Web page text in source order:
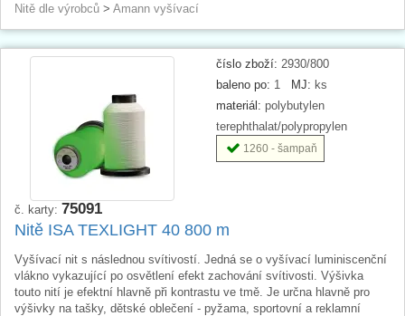
Nitě dle výrobců > Amann vyšívací
číslo zboží: 2930/800
baleno po: 1 MJ: ks
materiál: polybutylen
terephthalat/polypropylen
1260 - šampaň
č. karty: 75091
Nitě ISA TEXLIGHT 40 800 m
Vyšívací nit s následnou svítivostí. Jedná se o vyšívací luminiscenční
vlákno vykazující po osvětlení efekt zachování svítivosti. Výšivka
touto nití je efektní hlavně při kontrastu ve tmě. Je určna hlavně pro
výšivky na tašky, dětské oblečení - pyžama, sportovní a reklamní